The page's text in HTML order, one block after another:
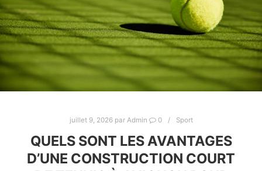
juillet 9, 2026par Admin 0 Sport
QUELS SONT LES AVANTAGES
D’UNE CONSTRUCTION COURT